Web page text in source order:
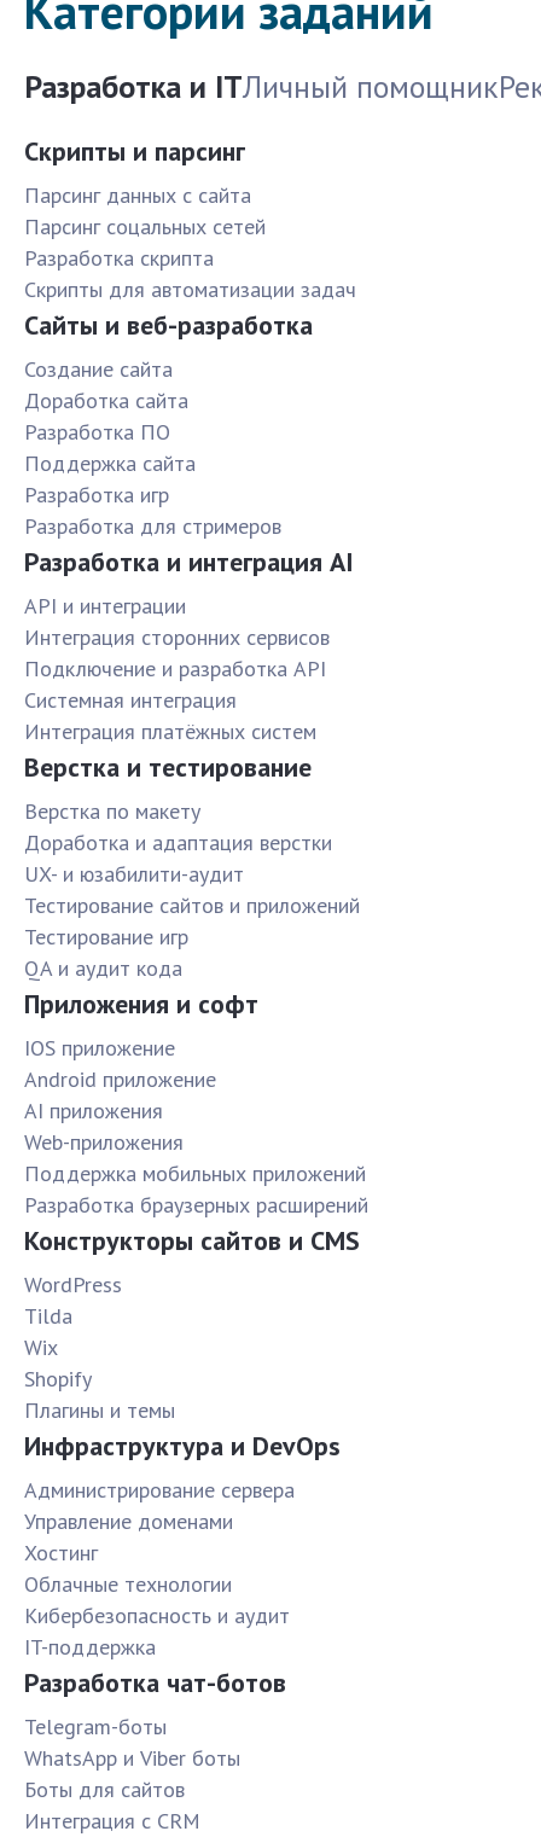
Разработка и ITЛичный помощник
Скрипты и парсинг
Парсинг данных с сайта
Парсинг соцальных сетей
Разработка скрипта
Скрипты для автоматизации задач
Сайты и веб-разработка
Создание сайта
Доработка сайта
Разработка ПО
Поддержка сайта
Разработка игр
Разработка для стримеров
Разработка и интеграция AI
API и интеграции
Интеграция сторонних сервисов
Подключение и разработка API
Системная интеграция
Интеграция платёжных систем
Верстка и тестирование
Верстка по макету
Доработка и адаптация верстки
UX- и юзабилити-аудит
Тестирование сайтов и приложений
Тестирование игр
QA и аудит кода
Приложения и софт
IOS приложение
Android приложение
AI приложения
Web-приложения
Поддержка мобильных приложений
Разработка браузерных расширений
Конструкторы сайтов и CMS
WordPress
Tilda
Wix
Shopify
Плагины и темы
Инфраструктура и DevOps
Администрирование сервера
Управление доменами
Хостинг
Облачные технологии
Кибербезопасность и аудит
IT-поддержка
Разработка чат-ботов
Telegram-боты
WhatsApp и Viber боты
Боты для сайтов
Интеграция с CRM